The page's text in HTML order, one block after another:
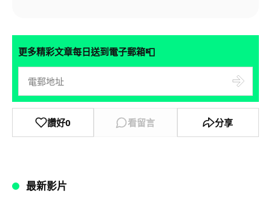
更多精彩文章每日送到電子郵箱📮
讚好0 看留言 分享
最新影片